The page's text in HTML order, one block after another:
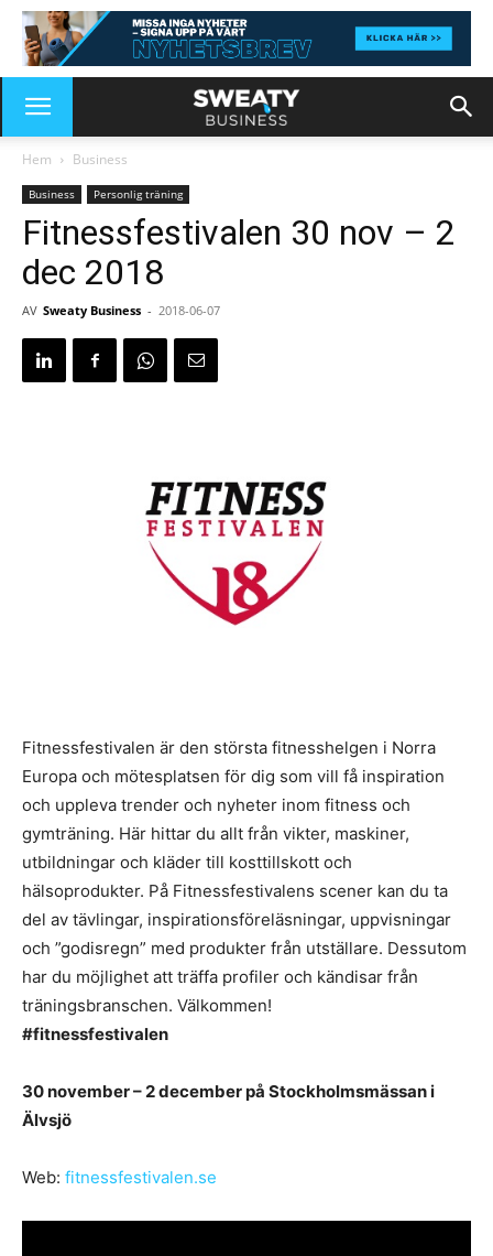
Hem Business
Business Personlig träning
Fitnessfestivalen 30 nov – 2
dec 2018
AV Sweaty Business - 2018-06-07
Fitnessfestivalen är den största fitnesshelgen i Norra
Europa och mötesplatsen för dig som vill få inspiration
och uppleva trender och nyheter inom fitness och
gymträning. Här hittar du allt från vikter, maskiner,
utbildningar och kläder till kosttillskott och
hälsoprodukter. På Fitnessfestivalens scener kan du ta
del av tävlingar, inspirationsföreläsningar, uppvisningar
och ”godisregn” med produkter från utställare. Dessutom
har du möjlighet att träffa profiler och kändisar från
träningsbranschen. Välkommen!
#fitnessfestivalen
30 november – 2 december på Stockholmsmässan i
Älvsjö
Web: fitnessfestivalen.se